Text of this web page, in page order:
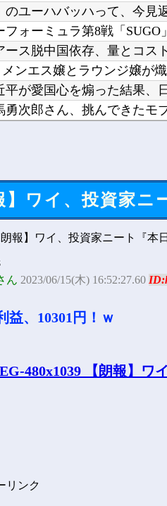
のユーハバッハって、今見
フォーミュラ第8戦「SUGO
ース脱中国依存、量とコ
メンエス嬢とラウンジ嬢が
平が愛国心を煽った結果、
勇次郎さん、挑んできたモ
広島記念公園を追い出され
】ワイ、投資家ニ
ん 2023/06/15(木) 16:52:27.60
益、10301円！ｗ
リンク